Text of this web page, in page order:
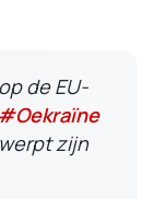
de EU-
#Oekraïne
zijn